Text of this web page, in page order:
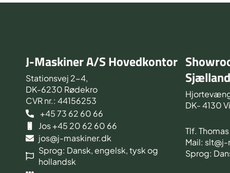
J-Maskiner A/S Hovedkontor
Stationsvej 2-4,
DK-6230 Rødekro
CVR nr.: 44156253
+45 73 62 60 66
Jos +45 20 62 60 66
jos@j-maskiner.dk
Sprog: Dansk, engelsk, tysk og
hollandsk
Sjælland
DK- 4130
Tlf.
Mail:
Sprog: